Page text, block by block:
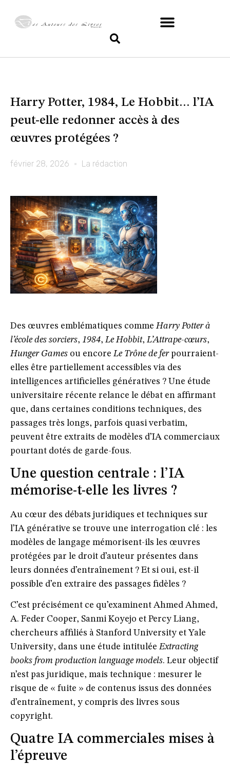
Harry Potter, 1984, Le Hobbit… l’IA
peut-elle redonner accès à des
œuvres protégées ?
février 28, 2026 La rédaction
Des œuvres emblématiques commeHarry Potter à
l’école des sorciers, 1984,Le Hobbit,L’Attrape-cœurs,
Hunger Games ou encoreLe Trône de ferpourraient-
elles être partiellement accessibles via des
intelligences artificielles génératives ? Une étude
universitaire récente relance le débat en affirmant
que, dans certaines conditions techniques, des
passages très longs, parfois quasi verbatim,
peuvent être extraits de modèles d’IA commerciaux
pourtant dotés de garde-fous.
Une question centrale : l’IA
mémorise-t-elle les livres ?
Au cœur des débats juridiques et techniques sur
l’IA générative se trouve une interrogation clé : les
modèles de langage mémorisent-ils les œuvres
protégées par le droit d’auteur présentes dans
leurs données d’entraînement ? Et si oui, est-il
possible d’en extraire des passages fidèles ?
C’est précisément ce qu’examinent Ahmed Ahmed,
A. Feder Cooper, Sanmi Koyejo et Percy Liang,
chercheurs affiliés à Stanford University etYale
University, dans une étude intituléeExtracting
books from production language models. Leur objectif
n’est pas juridique, mais technique : mesurer le
risque de « fuite » de contenus issus des données
d’entraînement, y compris des livres sous
copyright.
Quatre IA commerciales mises à
l’épreuve